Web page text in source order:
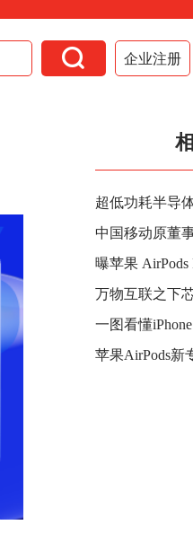
 企业注册
超低功耗半导
一图看懂